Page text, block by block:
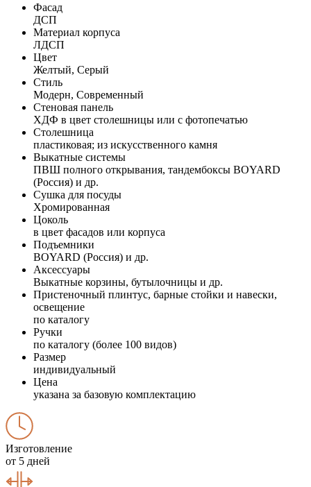
Фасад
ДСП
Материал корпуса
ЛДСП
Цвет
Желтый, Серый
Стиль
Модерн, Современный
Стеновая панель
ХДФ в цвет столешницы или с фотопечатью
Столешница
пластиковая; из искусственного камня
Выкатные системы
ПВШ полного открывания, тандембоксы BOYARD
(Россия) и др.
Сушка для посуды
Хромированная
Цоколь
в цвет фасадов или корпуса
Подъемники
BOYARD (Россия) и др.
Аксессуары
Выкатные корзины, бутылочницы и др.
Пристеночный плинтус, барные стойки и навески,
освещение
по каталогу
Ручки
по каталогу (более 100 видов)
Размер
индивидуальный
Цена
указана за базовую комплектацию
Изготовление
от 5 дней